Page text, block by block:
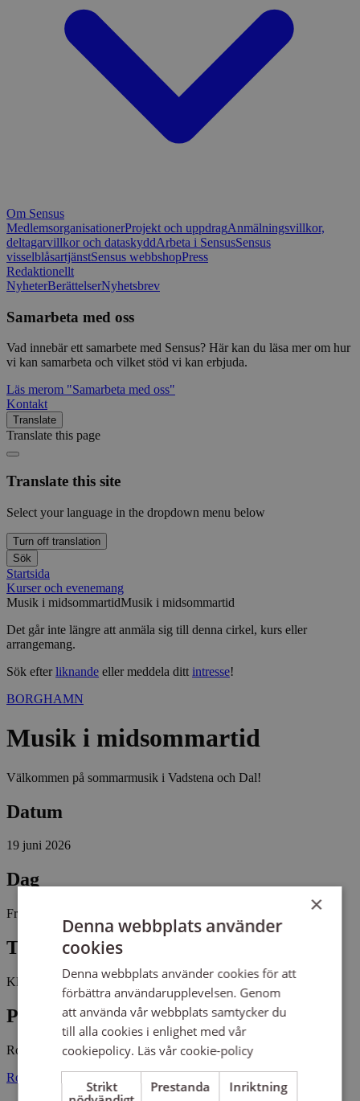
Om Sensus
MedlemsorganisationerProjekt och uppdragAnmälningsvillkor,
deltagarvillkor och dataskyddArbeta i SensusSensus
visselblåsartjänstSensus webbshopPress
Redaktionellt
NyheterBerättelserNyhetsbrev
Samarbeta med oss
Vad innebär ett samarbete med Sensus? Här kan du läsa mer om hur
vi kan samarbeta och vilket stöd vi kan erbjuda.
Läs merom "Samarbeta med oss"
Kontakt
Translate
Translate this page
Translate this site
Select your language in the dropdown menu below
Turn off translation
Sök
Startsida
Kurser och evenemang
Musik i midsommartidMusik i midsommartid
Det går inte längre att anmäla sig till denna cirkel, kurs eller
arrangemang.
Sök efterliknande eller meddela ditt intresse!
BORGHAMN
Musik i midsommartid
Välkommen på sommarmusik i Vadstena och Dal!
Datum
19 juni 2026
Dag
Fredag
Tid
Kl 16:00 - 17:00
Plats
Rogslösa kyrka
Rogslösa 205 59293 BORGHAMN
×
Denna webbplats använder
cookies
Denna webbplats använder cookies för att
förbättra användarupplevelsen. Genom
att använda vår webbplats samtycker du
till alla cookies i enlighet med vår
cookiepolicy. Läs vår cookie-policy
Strikt
Prestanda Inriktning